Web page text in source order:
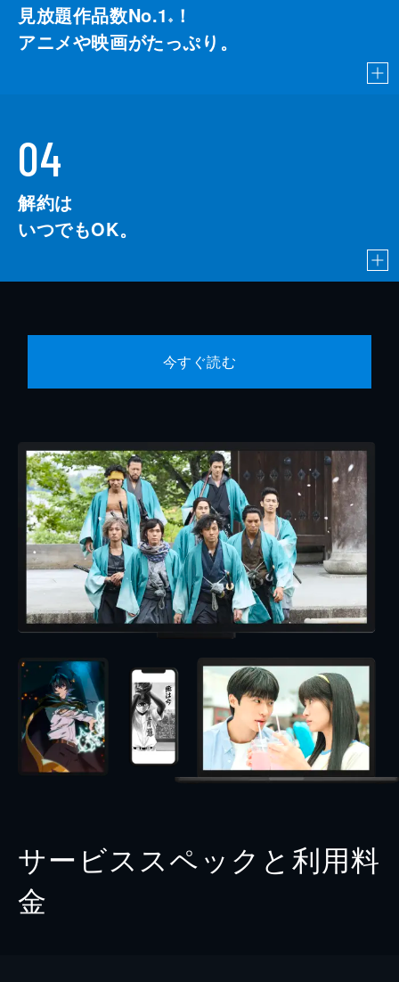
見放題作品数No.1 ※
！
アニメや映画がたっぷり。
04
解約は
いつでもOK。
今すぐ読む
サービススペックと利用料
金